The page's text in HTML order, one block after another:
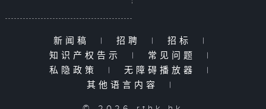
新闻稿 | 招聘 | 招标
|
知识产权告示
| 常见问题
|
私隐政策
| 无障碍播放器
|
其他语言内容
|